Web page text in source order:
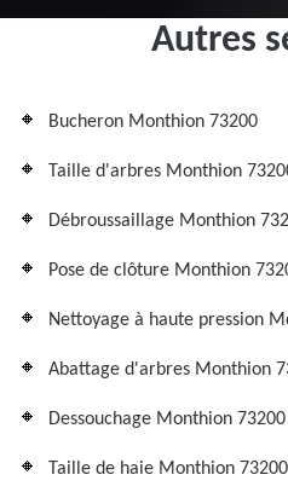
Autres
Bucheron Monthion 73200
Taille d'arbres Monthion
Débroussaillage Monthion
Pose de clôture Monthion
Nettoyage à haute pression
Abattage d'arbres Monthion
Dessouchage Monthion 73200
Taille de haie Monthion 73200